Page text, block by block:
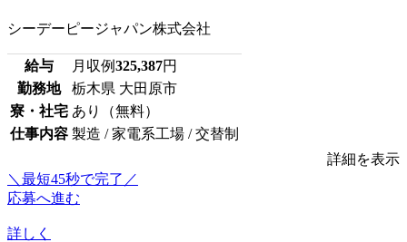
シーデーピージャパン株式会社
給与 月収例325,387円
勤務地
栃木県 大田原市
寮・社宅 あり（無料）
仕事内容 製造 / 家電系工場 / 交替制
詳細を表示
＼最短45秒で完了／
応募へ進む
詳しく